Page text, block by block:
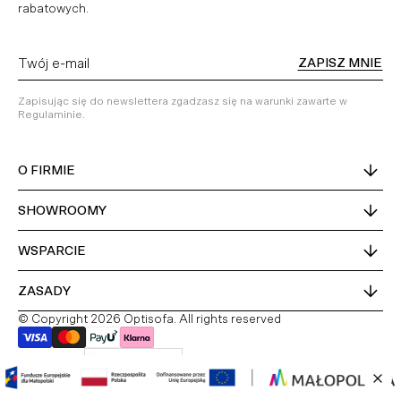
rabatowych.
ZAPISZ MNIE
Zapisując się do newslettera zgadzasz się na warunki zawarte w
Regulaminie.
O FIRMIE
SHOWROOMY
WSPARCIE
ZASADY
© Copyright 2026 Optisofa. All rights reserved